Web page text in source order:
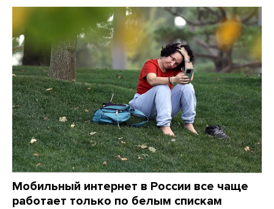
Мобильный интернет в России все чаще
работает только по белым спискам